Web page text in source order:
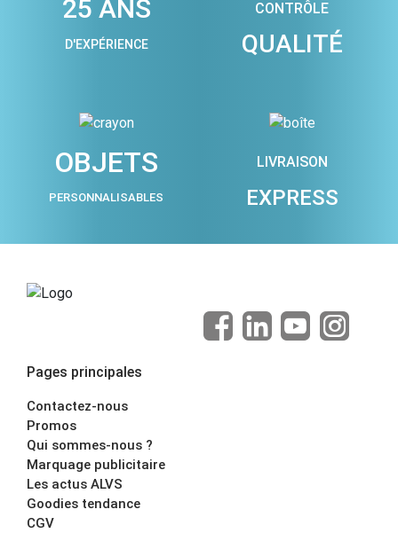
25 ANS
D'EXPÉRIENCE
CONTRÔLE
QUALITÉ
OBJETS
PERSONNALISABLES
LIVRAISON
EXPRESS
Pages principales
Contactez-nous
Promos
Qui sommes-nous ?
Marquage publicitaire
Les actus ALVS
Goodies tendance
CGV